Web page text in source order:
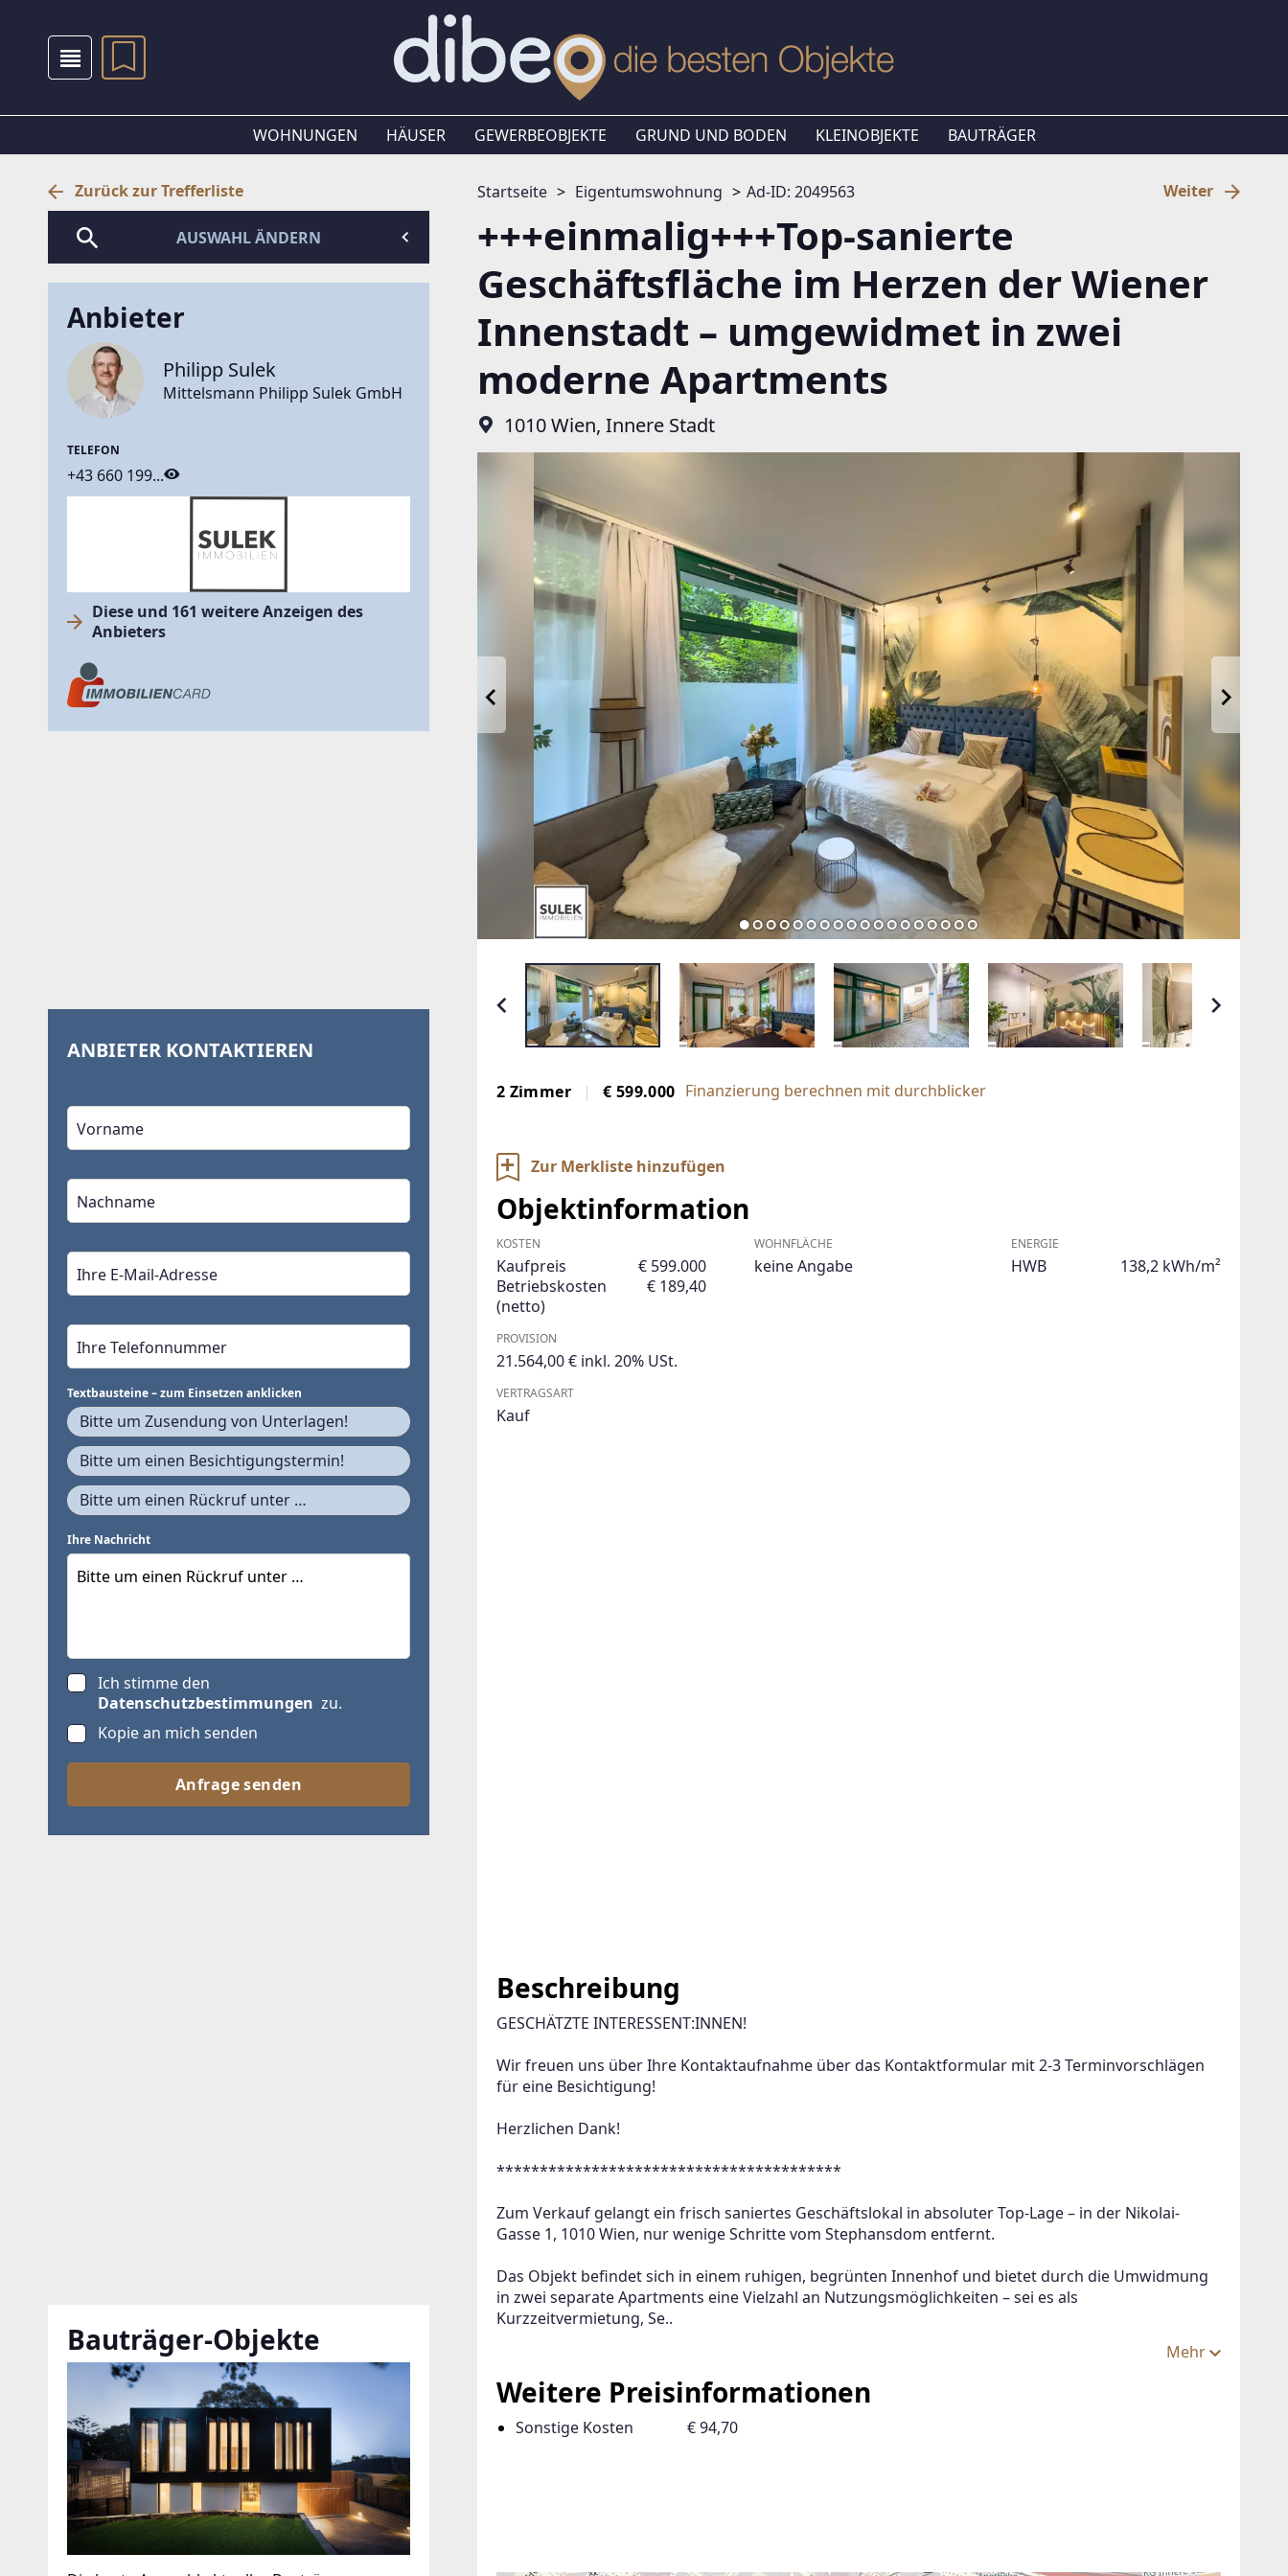
WOHNUNGEN HÄUSER GEWERBEOBJEKTE GRUND UND BODEN KLEINOBJEKTE BAUTRÄGER
Startseite Eigentumswohnung Ad-ID: 2049563 Weiter
+++einmalig+++Top-sanierte
Geschäftsfläche im Herzen der Wiener
Innenstadt – umgewidmet in zwei
moderne Apartments
1010 Wien, Innere Stadt
2 Zimmer € 599.000 Finanzierung berechnen mit durchblicker
Zur Merkliste hinzufügen
Objektinformation
KOSTEN
Kaufpreis
€ 599.000
Betriebskosten
(netto)
€ 189,40
PROVISION
21.564,00 € inkl. 20% USt.
VERTRAGSART
Kauf
WOHNFLÄCHE
keine Angabe
ENERGIE
HWB 138,2 kWh/m²
Beschreibung
GESCHÄTZTE INTERESSENT:INNEN!
Wir freuen uns über Ihre Kontaktaufnahme über das Kontaktformular mit 2-3 Terminvorschlägen
für eine Besichtigung!
Herzlichen Dank!
****************************************
Zum Verkauf gelangt ein frisch saniertes Geschäftslokal in absoluter Top-Lage – in der Nikolai-
Gasse 1, 1010 Wien, nur wenige Schritte vom Stephansdom entfernt.
Das Objekt befindet sich in einem ruhigen, begrünten Innenhof und bietet durch die Umwidmung
in zwei separate Apartments eine Vielzahl an Nutzungsmöglichkeiten – sei es als
Kurzzeitvermietung, Se..
Mehr
Weitere Preisinformationen
Sonstige Kosten € 94,70
Zurück zur Trefferliste
AUSWAHL ÄNDERN
Anbieter
Philipp Sulek
Mittelsmann Philipp Sulek GmbH
TELEFON
+43 660 199...
Diese und 161 weitere Anzeigen des
Anbieters
ANBIETER KONTAKTIEREN
Textbausteine – zum Einsetzen anklicken
Bitte um Zusendung von Unterlagen!
Bitte um einen Besichtigungstermin!
Bitte um einen Rückruf unter …
Ihre Nachricht
Ich stimme den
Datenschutzbestimmungen zu.
Kopie an mich senden
Anfrage senden
Bauträger-Objekte